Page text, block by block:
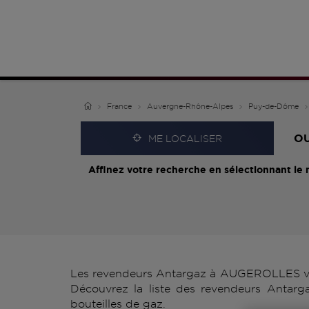
France Auvergne-Rhône-Alpes Puy-de-Dôme
ME LOCALISER
Affinez votre recherche en sélectionnant le
Les revendeurs Antargaz à
Découvrez la liste des revendeurs
bouteilles de gaz.